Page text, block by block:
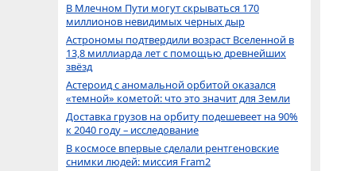
В Млечном Пути могут скрываться 170
миллионов невидимых черных дыр
Астрономы подтвердили возраст Вселенной в
13,8 миллиарда лет с помощью древнейших
звёзд
Астероид с аномальной орбитой оказался
«темной» кометой: что это значит для Земли
Доставка грузов на орбиту подешевеет на 90%
к 2040 году – исследование
В космосе впервые сделали рентгеновские
снимки людей: миссия Fram2